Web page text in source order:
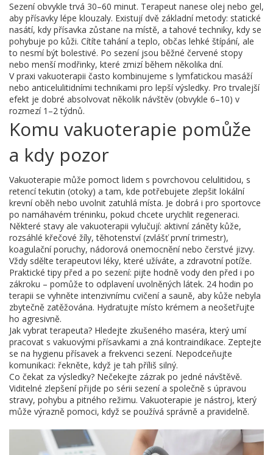
Sezení obvykle trvá 30–60 minut. Terapeut nanese olej nebo gel,
aby přísavky lépe klouzaly. Existují dvě základní metody: statické
nasátí, kdy přísavka zůstane na místě, a tahové techniky, kdy se
pohybuje po kůži. Cítíte tahání a teplo, občas lehké štípání, ale
to nesmí být bolestivé. Po sezení jsou běžné červené stopy
nebo menší modřinky, které zmizí během několika dní.
V praxi vakuoterapii často kombinujeme s lymfatickou masáží
nebo anticelulitidními technikami pro lepší výsledky. Pro trvalejší
efekt je dobré absolvovat několik návštěv (obvykle 6–10) v
rozmezí 1–2 týdnů.
Komu vakuoterapie pomůže
a kdy pozor
Vakuoterapie může pomoct lidem s povrchovou celulitidou, s
retencí tekutin (otoky) a tam, kde potřebujete zlepšit lokální
krevní oběh nebo uvolnit zatuhlá místa. Je dobrá i pro sportovce
po namáhavém tréninku, pokud chcete urychlit regeneraci.
Některé stavy ale vakuoterapii vylučují: aktivní záněty kůže,
rozsáhlé křečové žíly, těhotenství (zvlášť první trimestr),
koagulační poruchy, nádorová onemocnění nebo čerstvé jizvy.
Vždy sdělte terapeutovi léky, které užíváte, a zdravotní potíže.
Praktické tipy před a po sezení: pijte hodně vody den před i po
zákroku – pomůže to odplavení uvolněných látek. 24 hodin po
terapii se vyhněte intenzivnímu cvičení a sauně, aby kůže nebyla
zbytečně zatěžována. Hydratujte místo krémem a neošetřujte
ho agresivně.
Jak vybrat terapeuta? Hledejte zkušeného maséra, který umí
pracovat s vakuovými přísavkami a zná kontraindikace. Zeptejte
se na hygienu přísavek a frekvenci sezení. Nepodceňujte
komunikaci: řekněte, když je tah příliš silný.
Co čekat za výsledky? Nečekejte zázrak po jedné návštěvě.
Viditelné zlepšení přijde po sérii sezení a společně s úpravou
stravy, pohybu a pitného režimu. Vakuoterapie je nástroj, který
může výrazně pomoci, když se používá správně a pravidelně.